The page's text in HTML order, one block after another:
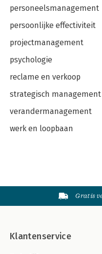
personeelsmanagement
persoonlijke effectiviteit
projectmanagement
psychologie
reclame en verkoop
strategisch management
verandermanagement
werk en loopbaan
Gratis
Klantenservice